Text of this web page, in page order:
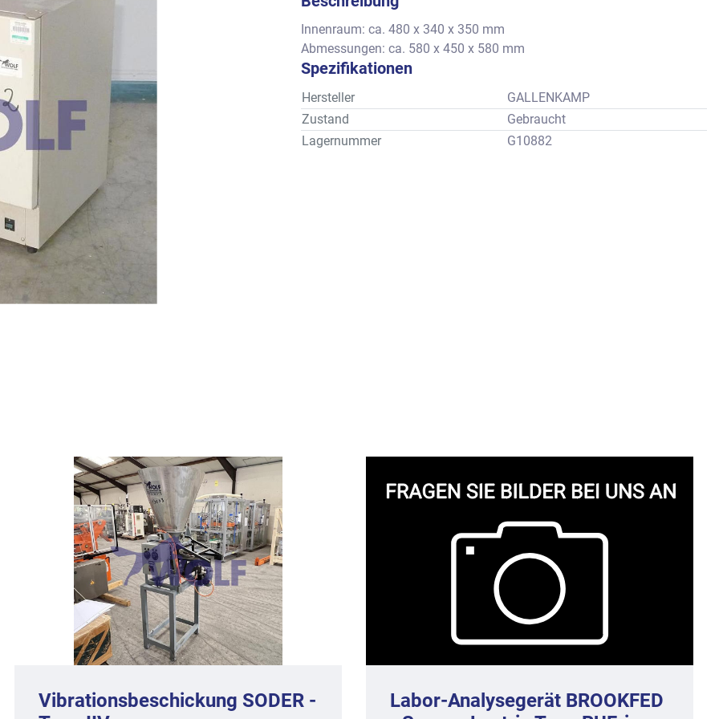
Innenraum: ca. 480 x 340 x 350 mm
Abmessungen: ca. 580 x 450 x 580 mm
Spezifikationen
Hersteller
GALLENKAMP
Zustand
Gebraucht
Lagernummer
G10882
Vibrationsbeschickung SODER -
Labor-Analysegerät BROOKFED